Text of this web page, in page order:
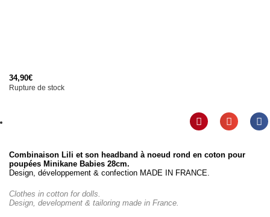
34,90€
Rupture de stock
Combinaison Lili et son headband à noeud rond en coton pour
poupées Minikane Babies 28cm.
Design, développement & confection MADE IN FRANCE.
Clothes in cotton for dolls.
Design, development & tailoring made in France.